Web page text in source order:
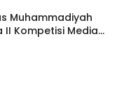
Muhammadiyah
II Kompetisi Media
Internasional